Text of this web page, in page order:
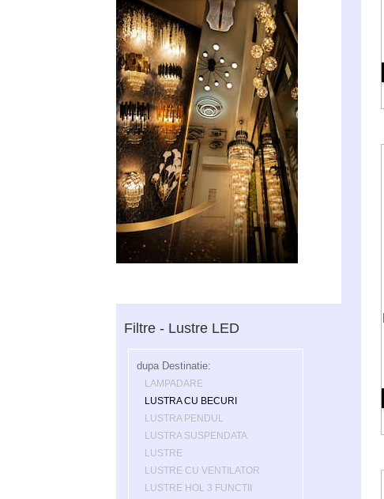
Filtre - Lustre LED
dupa Destinatie:
LAMPADARE
LUSTRA CU BECURI
LUSTRA PENDUL
LUSTRA SUSPENDATA
LUSTRE
LUSTRE CU VENTILATOR
LUSTRE HOL 3 FUNCTII